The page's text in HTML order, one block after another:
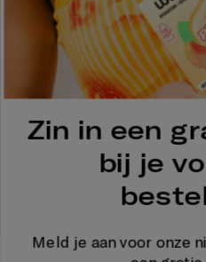
Help
waterdrop Hydration App
Zin in een gratis 12-
bestelling?
Meld je aan voor onze
Zin in een
bij je
Meld je aan voor onze